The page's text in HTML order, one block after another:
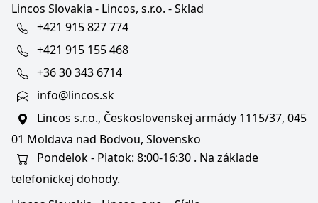
Lincos Slovakia - Lincos, s.r.o. - Sklad
+421 915 827 774
+421 915 155 468
+36 30 343 6714
info@lincos.sk
Lincos s.r.o., Československej armády 1115/37, 045
01 Moldava nad Bodvou, Slovensko
Pondelok - Piatok: 8:00-16:30 . Na základe
telefonickej dohody.